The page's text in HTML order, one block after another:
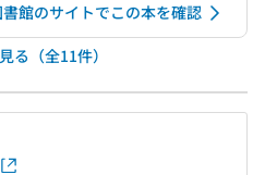
館のサイトでこの本を確認
る（全11件）